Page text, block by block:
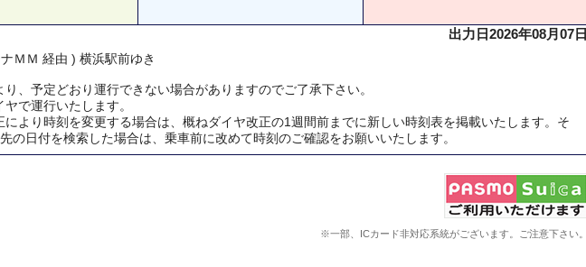
出力日2026年08月07日
ＭＭ 経由 ) 横浜駅前ゆき
、予定どおり運行できない場合がありますのでご了承下さい。
で運行いたします。
により時刻を変更する場合は、概ねダイヤ改正の1週間前までに新しい時刻表を掲載いたします。そ
の日付を検索した場合は、乗車前に改めて時刻のご確認をお願いいたします。
※一部、ICカード非対応系統がございます。ご注意下さい。